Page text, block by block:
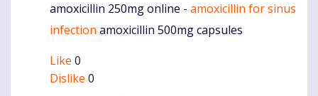
Komentaras
amoxicillin 250mg online - amoxicillin for sinus
infection amoxicillin 500mg capsules
Like 0
Dislike 0